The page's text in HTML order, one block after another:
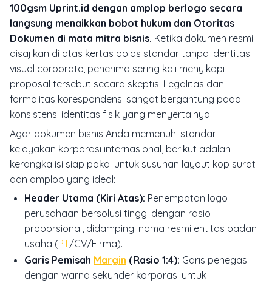
100gsm Uprint.id dengan amplop berlogo secara
langsung menaikkan bobot hukum dan Otoritas
Dokumen di mata mitra bisnis. Ketika dokumen resmi
disajikan di atas kertas polos standar tanpa identitas
visual corporate, penerima sering kali menyikapi
proposal tersebut secara skeptis. Legalitas dan
formalitas korespondensi sangat bergantung pada
konsistensi identitas fisik yang menyertainya.
Agar dokumen bisnis Anda memenuhi standar
kelayakan korporasi internasional, berikut adalah
kerangka isi siap pakai untuk susunan layout kop surat
dan amplop yang ideal:
Header Utama (Kiri Atas): Penempatan logo
perusahaan bersolusi tinggi dengan rasio
proporsional, didampingi nama resmi entitas badan
usaha (PT/CV/Firma).
Garis Pemisah Margin (Rasio 1:4): Garis penegas
dengan warna sekunder korporasi untuk